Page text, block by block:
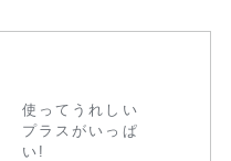
使ってうれしい
プラスがいっぱ
い!